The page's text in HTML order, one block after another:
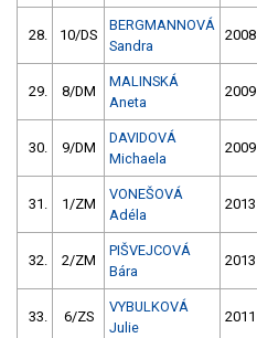
28. 10/DS
BERGMANNOVÁ
Sandra
2008
29. 8/DM
MALINSKÁ
Aneta
2009
30. 9/DM
DAVIDOVÁ
Michaela
2009
31. 1/ZM
VONEŠOVÁ
Adéla
2013
32. 2/ZM
PIŠVEJCOVÁ
Bára
2013
33. 6/ZS
VYBULKOVÁ
Julie
2011